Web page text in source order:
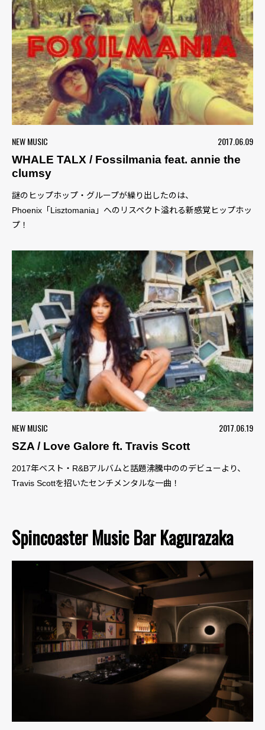
NEW MUSIC
2017.06.09
WHALE TALX / Fossilmania feat. annie the
clumsy
謎のヒップホップ・グループが繰り出したのは、
Phoenix「Lisztomania」へのリスペクト溢れる新感覚ヒップホッ
プ！
NEW MUSIC
2017.06.19
SZA / Love Galore ft. Travis Scott
2017年ベスト・R&Bアルバムと話題沸騰中ののデビューより、
Travis Scottを招いたセンチメンタルな一曲！
Spincoaster Music Bar Kagurazaka